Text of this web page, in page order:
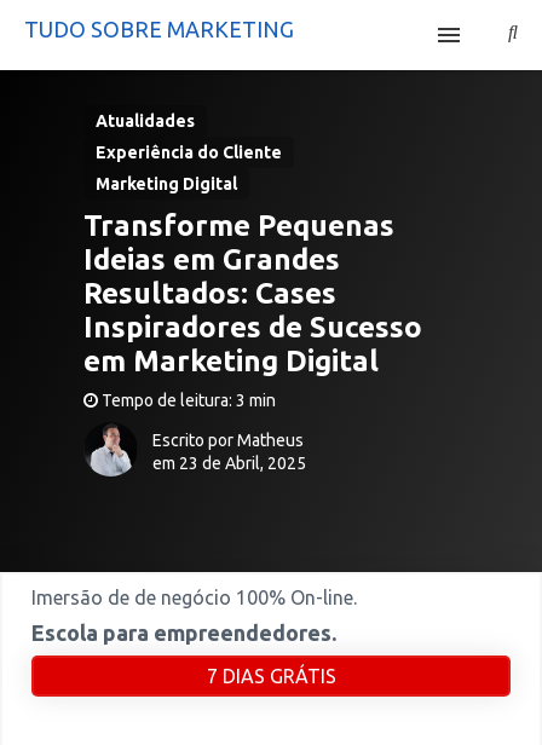
TUDO SOBRE MARKETING
Site Mercatta
Curso Tráfego Pago
Atualidades
Experiência do Cliente
Marketing Digital
Transforme Pequenas
Ideias em Grandes
Resultados: Cases
Inspiradores de Sucesso
em Marketing Digital
Tempo de leitura: 3 min
Escrito por Matheus
em 23 de Abril, 2025
Imersão de de negócio 100% On-line.
Escola para empreendedores.
7 DIAS GRÁTIS